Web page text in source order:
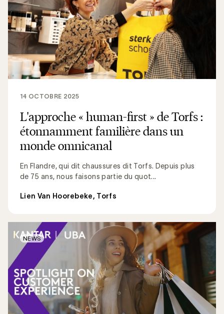
L'approche « human-first » de Torfs :
étonnamment familière dans un
monde omnicanal
En Flandre, qui dit chaussures dit Torfs. Depuis plus
de 75 ans, nous faisons partie du quot...
14 OCTOBRE 2025
Lien Van Hoorebeke, Torfs
NEWS